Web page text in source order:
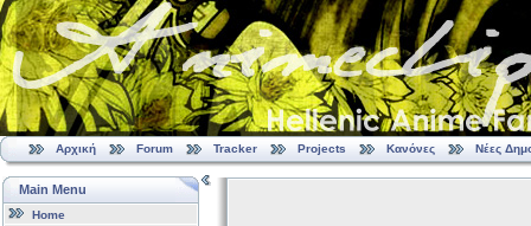
Αρχική Forum Tracker Projects Κανόνες Νέες
Main Menu
Home